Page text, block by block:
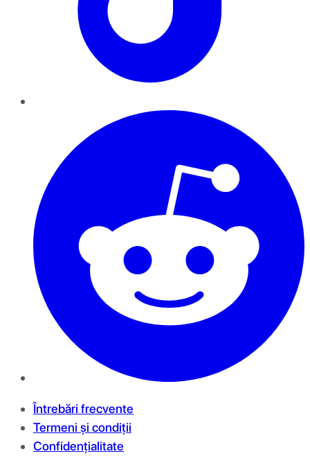
Întrebări frecvente
Termeni și condiții
Confidențialitate